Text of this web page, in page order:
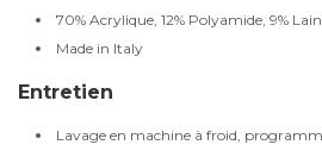
70% Acrylique, 12% Polyamide, 9%
Made in Italy
Entretien
Lavage en machine à froid,